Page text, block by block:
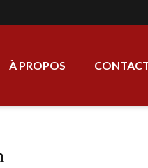
À PROPOS